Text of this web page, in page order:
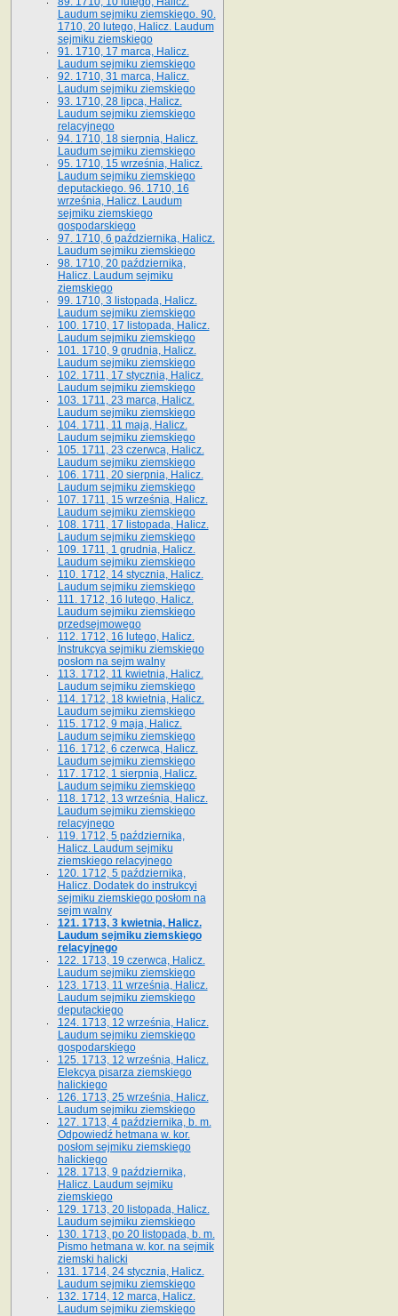
Laudum sejmiku ziemskiego. 90.
1710, 20 lutego, Halicz. Laudum
sejmiku ziemskiego
91. 1710, 17 marca, Halicz.
Laudum sejmiku ziemskiego
92. 1710, 31 marca, Halicz.
Laudum sejmiku ziemskiego
93. 1710, 28 lipca, Halicz.
Laudum sejmiku ziemskiego
relacyjnego
94. 1710, 18 sierpnia, Halicz.
Laudum sejmiku ziemskiego
95. 1710, 15 września, Halicz.
Laudum sejmiku ziemskiego
deputackiego. 96. 1710, 16
września, Halicz. Laudum
sejmiku ziemskiego
gospodarskiego
97. 1710, 6 października, Halicz.
Laudum sejmiku ziemskiego
98. 1710, 20 października,
Halicz. Laudum sejmiku
ziemskiego
99. 1710, 3 listopada, Halicz.
Laudum sejmiku ziemskiego
100. 1710, 17 listopada, Halicz.
Laudum sejmiku ziemskiego
101. 1710, 9 grudnia, Halicz.
Laudum sejmiku ziemskiego
102. 1711, 17 stycznia, Halicz.
Laudum sejmiku ziemskiego
103. 1711, 23 marca, Halicz.
Laudum sejmiku ziemskiego
104. 1711, 11 maja, Halicz.
Laudum sejmiku ziemskiego
105. 1711, 23 czerwca, Halicz.
Laudum sejmiku ziemskiego
106. 1711, 20 sierpnia, Halicz.
Laudum sejmiku ziemskiego
107. 1711, 15 września, Halicz.
Laudum sejmiku ziemskiego
108. 1711, 17 listopada, Halicz.
Laudum sejmiku ziemskiego
109. 1711, 1 grudnia, Halicz.
Laudum sejmiku ziemskiego
110. 1712, 14 stycznia, Halicz.
Laudum sejmiku ziemskiego
111. 1712, 16 lutego, Halicz.
Laudum sejmiku ziemskiego
przedsejmowego
112. 1712, 16 lutego, Halicz.
Instrukcya sejmiku ziemskiego
posłom na sejm walny
113. 1712, 11 kwietnia, Halicz.
Laudum sejmiku ziemskiego
114. 1712, 18 kwietnia, Halicz.
Laudum sejmiku ziemskiego
115. 1712, 9 maja, Halicz.
Laudum sejmiku ziemskiego
116. 1712, 6 czerwca, Halicz.
Laudum sejmiku ziemskiego
117. 1712, 1 sierpnia, Halicz.
Laudum sejmiku ziemskiego
118. 1712, 13 września, Halicz.
Laudum sejmiku ziemskiego
relacyjnego
119. 1712, 5 października,
Halicz. Laudum sejmiku
ziemskiego relacyjnego
120. 1712, 5 października,
Halicz. Dodatek do instrukcyi
sejmiku ziemskiego posłom na
sejm walny
121. 1713, 3 kwietnia, Halicz.
Laudum sejmiku ziemskiego
relacyjnego
122. 1713, 19 czerwca, Halicz.
Laudum sejmiku ziemskiego
123. 1713, 11 września, Halicz.
Laudum sejmiku ziemskiego
deputackiego
124. 1713, 12 września, Halicz.
Laudum sejmiku ziemskiego
gospodarskiego
125. 1713, 12 września, Halicz.
Elekcya pisarza ziemskiego
halickiego
126. 1713, 25 września, Halicz.
Laudum sejmiku ziemskiego
127. 1713, 4 października, b. m.
Odpowiedź hetmana w. kor.
posłom sejmiku ziemskiego
halickiego
128. 1713, 9 października,
Halicz. Laudum sejmiku
ziemskiego
129. 1713, 20 listopada, Halicz.
Laudum sejmiku ziemskiego
130. 1713, po 20 listopada, b. m.
Pismo hetmana w. kor. na sejmik
ziemski halicki
131. 1714, 24 stycznia, Halicz.
Laudum sejmiku ziemskiego
132. 1714, 12 marca, Halicz.
Laudum sejmiku ziemskiego